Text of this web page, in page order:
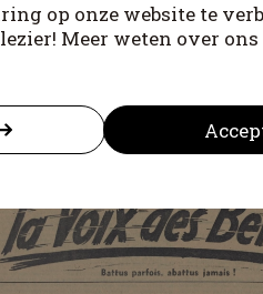
op onze website te
Meer weten over